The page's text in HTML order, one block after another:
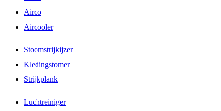
Airco
Aircooler
Stoomstrijkijzer
Kledingstomer
Strijkplank
Luchtreiniger